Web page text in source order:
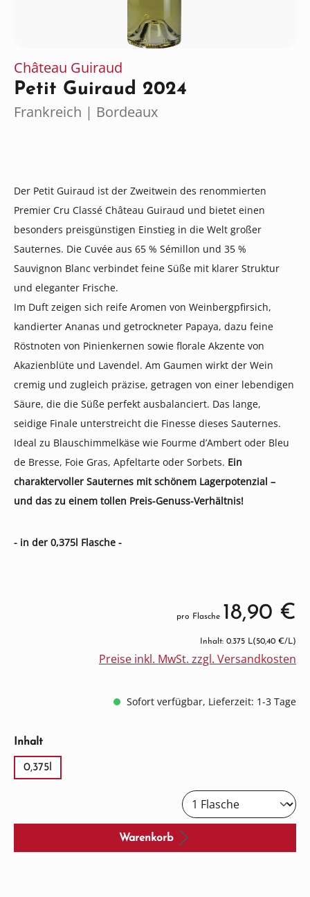
Château Guiraud
Petit Guiraud 2024
Frankreich | Bordeaux
Der Petit Guiraud ist der Zweitwein des renommierten
Premier Cru Classé Château Guiraud und bietet einen
besonders preisgünstigen Einstieg in die Welt großer
Sauternes. Die Cuvée aus 65 % Sémillon und 35 %
Sauvignon Blanc verbindet feine Süße mit klarer Struktur
und eleganter Frische.
Im Duft zeigen sich reife Aromen von Weinbergpfirsich,
kandierter Ananas und getrockneter Papaya, dazu feine
Röstnoten von Pinienkernen sowie florale Akzente von
Akazienblüte und Lavendel. Am Gaumen wirkt der Wein
cremig und zugleich präzise, getragen von einer lebendigen
Säure, die die Süße perfekt ausbalanciert. Das lange,
seidige Finale unterstreicht die Finesse dieses Sauternes.
Ideal zu Blauschimmelkäse wie Fourme d’Ambert oder Bleu
de Bresse, Foie Gras, Apfeltarte oder Sorbets. Ein
charaktervoller Sauternes mit schönem Lagerpotenzial –
und das zu einem tollen Preis-Genuss-Verhältnis!
- in der 0,375l Flasche -
pro Flasche 18,90 €
Inhalt: 0.375 L(50,40 €/L)
Preise inkl. MwSt. zzgl. Versandkosten
Sofort verfügbar, Lieferzeit: 1-3 Tage
Inhaltauswählen
0,375l
Warenkorb